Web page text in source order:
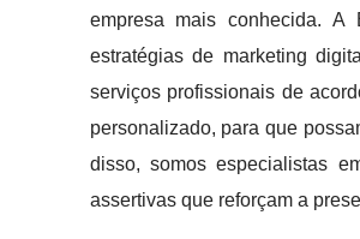
empresa mais conhecida. A
estratégias de marketing
serviços profissionais de
personalizado, para que
disso, somos especialistas
assertivas que reforçam a